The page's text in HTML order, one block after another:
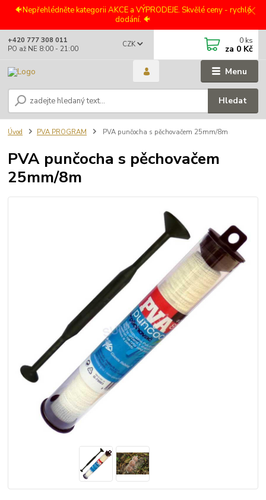
🐠Nepřehlédněte kategorii AKCE a VÝPRODEJE. Skvělé ceny - rychlé
dodání. 🐠
Menu
CZK
Hledat
+420 777 308 011
PO až NE 8:00 - 21:00
0 ks
za 0 Kč
Úvod PVA PROGRAM PVA punčocha s pěchovačem 25mm/8m
PVA punčocha s pěchovačem
25mm/8m